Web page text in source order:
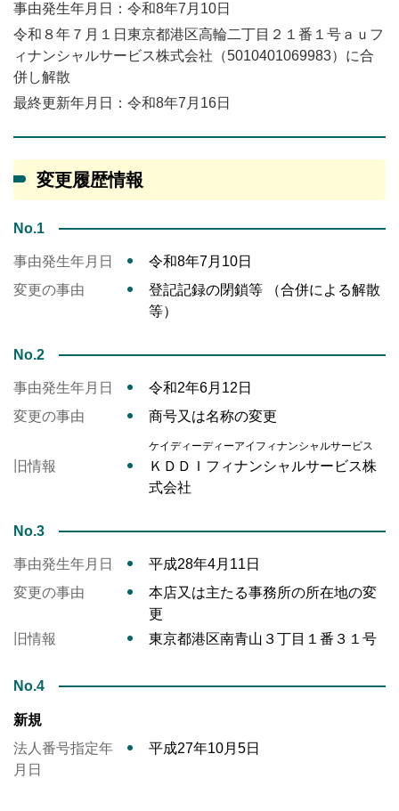
事由発生年月日：令和8年7月10日
令和８年７月１日東京都港区高輪二丁目２１番１号ａｕフ
ィナンシャルサービス株式会社（5010401069983）に合
併し解散
最終更新年月日：令和8年7月16日
変更履歴情報
No.1
事由発生年月日
令和8年7月10日
変更の事由
登記記録の閉鎖等 （合併による解散
等）
No.2
事由発生年月日
令和2年6月12日
変更の事由
商号又は名称の変更
ケイディーディーアイフィナンシャルサービス
旧情報
ＫＤＤＩフィナンシャルサービス株
式会社
No.3
事由発生年月日
平成28年4月11日
変更の事由
本店又は主たる事務所の所在地の変
更
旧情報
東京都港区南青山３丁目１番３１号
No.4
新規
法人番号指定年
月日
平成27年10月5日